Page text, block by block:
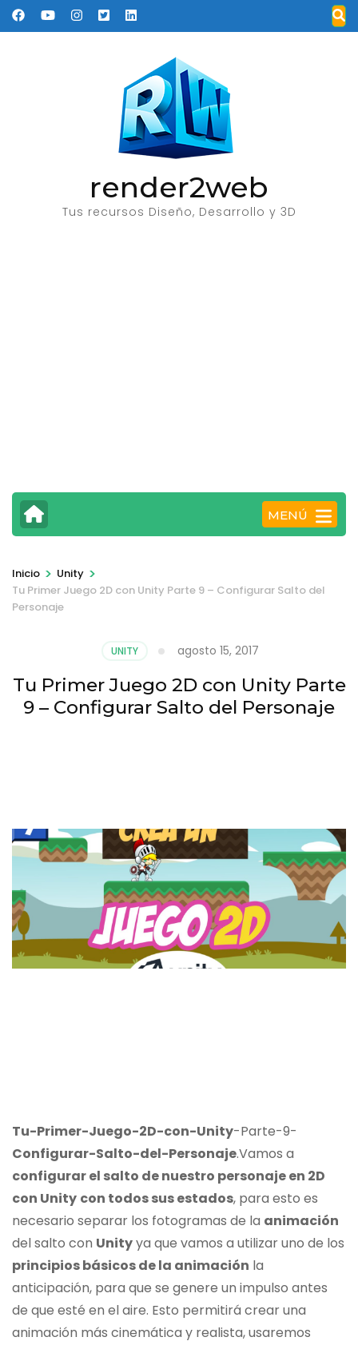
Saltar
al
render2web
Tus recursos Diseño, Desarrollo y 3D
MENÚ
Inicio > Unity >
Tu Primer Juego 2D con Unity Parte 9 – Configurar Salto del
Personaje
UNITY agosto 15, 2017
Tu Primer Juego 2D con Unity Parte
9 – Configurar Salto del Personaje
Tu-Primer-Juego-2D-con-Unity-Parte-9-
Configurar-Salto-del-Personaje.Vamos a
configurar el salto de nuestro personaje en 2D
con Unity con todos sus estados, para esto es
necesario separar los fotogramas de la animación
del salto con Unityya que vamos a utilizar uno de los
principios básicos de la animación la
anticipación, para que se genere un impulso antes
de que esté en el aire. Esto permitirá crear una
animación más cinemática y realista, usaremos